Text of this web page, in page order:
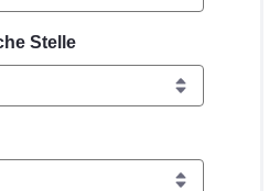
Stelle